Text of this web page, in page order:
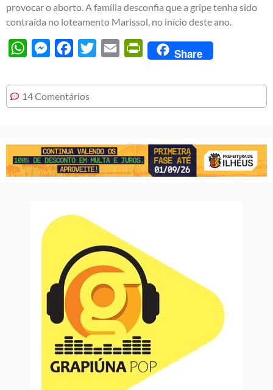
provocar o aborto. A família desconfia que a gripe tenha sido
contraída no loteamento Marissol, no início deste ano.
WhatsAppMessengerFacebook
Twitter Email PrintFriendly
Share
14 Comentários